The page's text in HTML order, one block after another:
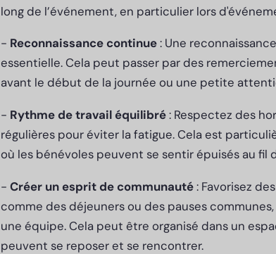
long de l’événement, en particulier lors
- Reconnaissance continue: Une
essentielle. Cela peut passer par des
avant le début de la journée ou une petite
- Rythme de travail équilibré: Respectez des
régulières pour éviter la fatigue. Cela est
où les bénévoles peuvent se sentir épuisés au fil
- Créer un esprit de communauté: Favorisez
comme des déjeuners ou des pauses
une équipe. Cela peut être organisé dans un
peuvent se reposer et se rencontrer.